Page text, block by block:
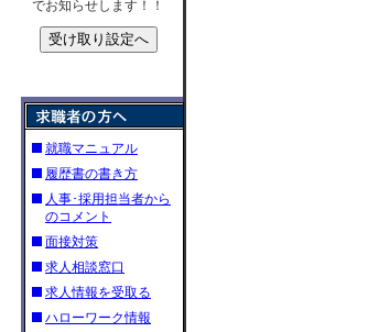
でお知らせします！！
就職マニュアル
履歴書の書き方
人事･採用担当者から
のコメント
面接対策
求人相談窓口
求人情報を受取る
ハローワーク情報